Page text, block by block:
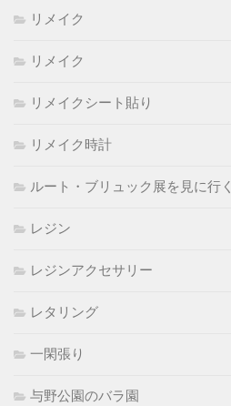
リメイク
リメイク
リメイクシート貼り
リメイク時計
ルート・ブリュック展を見に行く
レジン
レジンアクセサリー
レタリング
一閑張り
与野公園のバラ園